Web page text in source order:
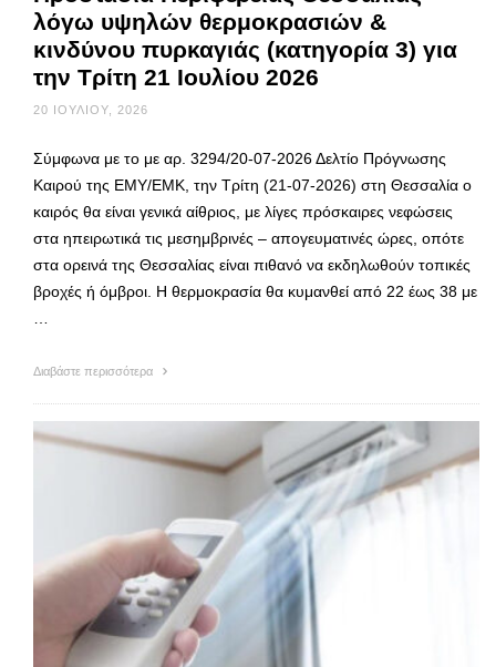
λόγω υψηλών θερμοκρασιών &
κινδύνου πυρκαγιάς (κατηγορία 3) για
την Τρίτη 21 Ιουλίου 2026
20 ΙΟΥΛΊΟΥ, 2026
Σύμφωνα με το με αρ. 3294/20-07-2026 Δελτίο Πρόγνωσης
Καιρού της ΕΜΥ/ΕΜΚ, την Τρίτη (21-07-2026) στη Θεσσαλία ο
καιρός θα είναι γενικά αίθριος, με λίγες πρόσκαιρες νεφώσεις
στα ηπειρωτικά τις μεσημβρινές – απογευματινές ώρες, οπότε
στα ορεινά της Θεσσαλίας είναι πιθανό να εκδηλωθούν τοπικές
βροχές ή όμβροι. Η θερμοκρασία θα κυμανθεί από 22 έως 38 με
…
Διαβάστε περισσότερα